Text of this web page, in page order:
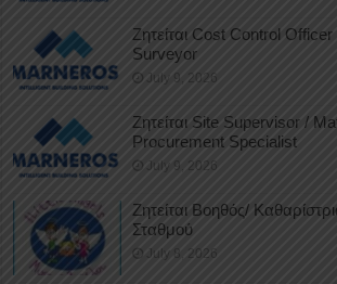
Ζητείται Cost Control
Surveyor
July 9, 2026
Ζητείται Site Supervisor /
Procurement Specialist
July 9, 2026
Ζητείται Βοηθός/
Σταθμού
July 8, 2026